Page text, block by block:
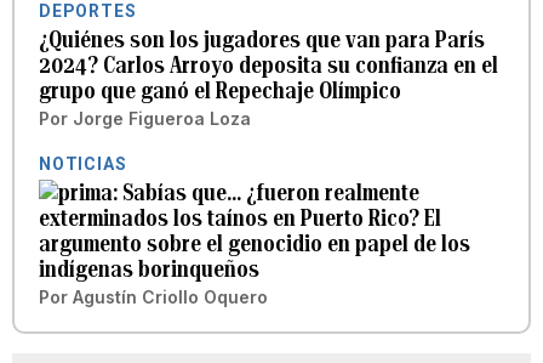
DEPORTES
¿Quiénes son los jugadores que van para París
2024? Carlos Arroyo deposita su confianza en el
grupo que ganó el Repechaje Olímpico
Por Jorge Figueroa Loza
NOTICIAS
Sabías que… ¿fueron realmente
exterminados los taínos en Puerto Rico? El
argumento sobre el genocidio en papel de los
indígenas borinqueños
Por Agustín Criollo Oquero